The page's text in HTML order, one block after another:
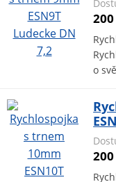
o